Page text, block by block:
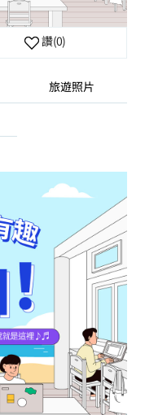
讚(0)
旅遊照片